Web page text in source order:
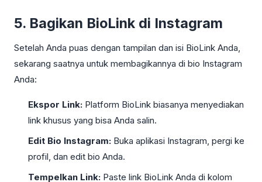
5. Bagikan BioLink di Instagram
Setelah Anda puas dengan tampilan dan isi BioLink Anda,
sekarang saatnya untuk membagikannya di bio Instagram
Anda:
Ekspor Link: Platform BioLink biasanya menyediakan
link khusus yang bisa Anda salin.
Edit Bio Instagram: Buka aplikasi Instagram, pergi ke
profil, dan edit bio Anda.
Tempelkan Link: Paste link BioLink Anda di kolom